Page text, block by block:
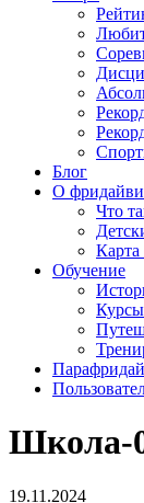
Блог
О
Что
Обучение
Курсы
Школа-
19.11.2024